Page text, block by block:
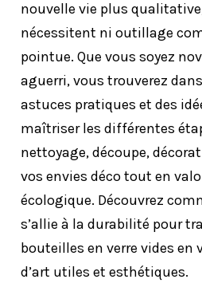
nouvelle vie plus
nécessitent ni outillage
pointue. Que vous soyez
aguerri, vous trouverez
astuces pratiques et des
maîtriser les différentes
nettoyage, découpe,
vos envies déco tout en
écologique. Découvrez
s’allie à la durabilité pour
bouteilles en verre vides en
d’art utiles et esthétiques.